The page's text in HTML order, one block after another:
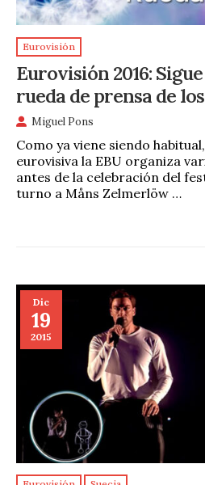
Eurovisión
Eurovisión 2016:
rueda de prensa de
Miguel Pons
Como ya viene siendo
eurovisiva la EBU organiza
antes de la celebración del
turno a Måns Zelmerlöw …
Dic
19
2015